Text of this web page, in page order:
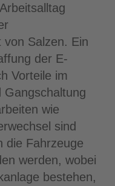
von Salzen. Ein
der E‐
Vorteile im
Gangschaltung
wie
sind
die Fahrzeuge
werden, wobei
bestehen,